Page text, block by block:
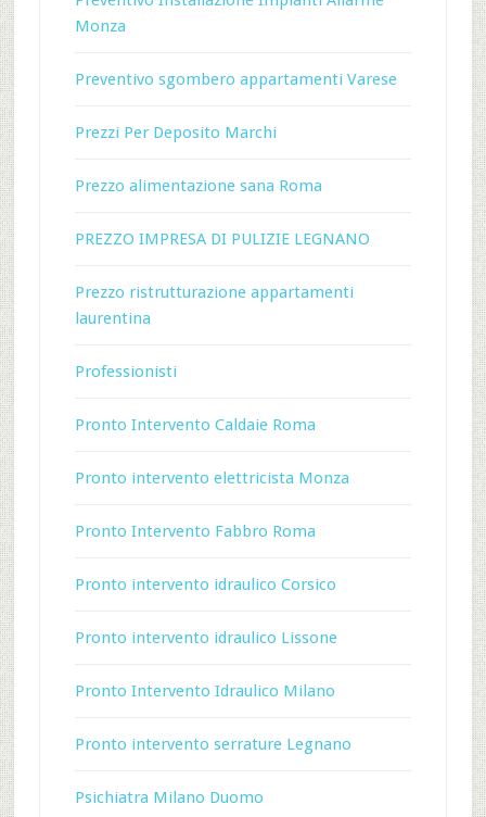
Monza
Preventivo sgombero appartamenti Varese
Prezzi Per Deposito Marchi
Prezzo alimentazione sana Roma
PREZZO IMPRESA DI PULIZIE LEGNANO
Prezzo ristrutturazione appartamenti
laurentina
Professionisti
Pronto Intervento Caldaie Roma
Pronto intervento elettricista Monza
Pronto Intervento Fabbro Roma
Pronto intervento idraulico Corsico
Pronto intervento idraulico Lissone
Pronto Intervento Idraulico Milano
Pronto intervento serrature Legnano
Psichiatra Milano Duomo